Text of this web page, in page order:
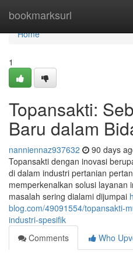
bookmarksurl
Home
Home
1
Topansakti:
Baru dalam
nanniennaz937632 90 days
Topansakti dengan inovasi
di dalam industri pertanian
memperkenalkan solusi layanan
masalah sering dialami dijumpai
blog.com/49091554/topansakti-
industri-spesifik
Comments
Who